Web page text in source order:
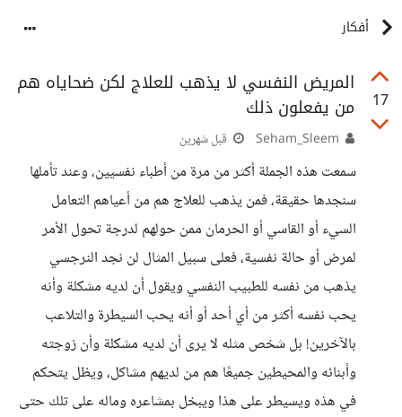
أفكار
17
المريض النفسي لا يذهب للعلاج لكن ضحاياه هم
من يفعلون ذلك
قبل شهرين
سمعت هذه الجملة أكثر من مرة من أطباء نفسيين، وعند تأملها
سنجدها حقيقة، فمن يذهب للعلاج هم من أعياهم التعامل
السيء أو القاسي أو الحرمان ممن حولهم لدرجة تحول الأمر
لمرض أو حالة نفسية، فعلى سبيل المثال لن نجد النرجسي
يذهب من نفسه للطبيب النفسي ويقول أن لديه مشكلة وأنه
يحب نفسه أكثر من أي أحد أو أنه يحب السيطرة والتلاعب
بالآخرين! بل شخص مثله لا يرى أن لديه مشكلة وأن زوجته
وأبنائه والمحيطين جميعًا هم من لديهم مشاكل، ويظل يتحكم
في هذه ويسيطر على هذا ويبخل بمشاعره وماله على تلك حتى